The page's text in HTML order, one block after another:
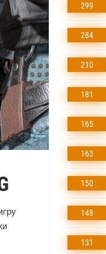
299
284
210
181
165
163
150
148
131